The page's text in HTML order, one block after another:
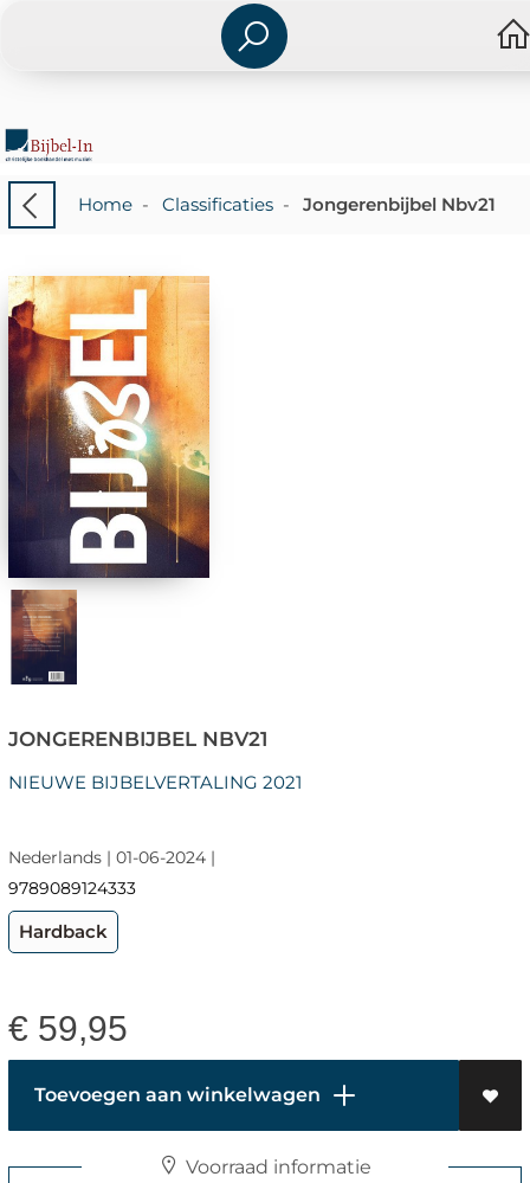
Home- Classificaties- Jongerenbijbel Nbv21
JONGERENBIJBEL NBV21
NIEUWE BIJBELVERTALING 2021
Nederlands | 01-06-2024 |
9789089124333
Hardback
€ 59,95
Toevoegen aan winkelwagen
Voorraad informatie